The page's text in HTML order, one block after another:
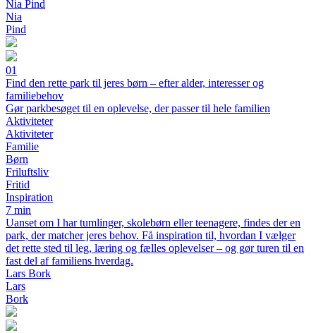
Nia Pind
Nia
Pind
01
Find den rette park til jeres børn – efter alder, interesser og
familiebehov
Gør parkbesøget til en oplevelse, der passer til hele familien
Aktiviteter
Aktiviteter
Familie
Børn
Friluftsliv
Fritid
Inspiration
7 min
Uanset om I har tumlinger, skolebørn eller teenagere, findes der en
park, der matcher jeres behov. Få inspiration til, hvordan I vælger
det rette sted til leg, læring og fælles oplevelser – og gør turen til en
fast del af familiens hverdag.
Lars Bork
Lars
Bork